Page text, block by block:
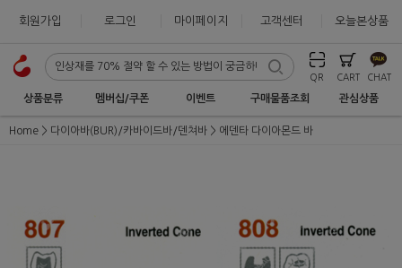
회원가입 로그인 마이페이지 고객센터 오늘본상품
QR CART CHAT
상품분류 멤버십/쿠폰 이벤트 구매물품조회 관심상품
Home 다이아바(BUR)/카바이드바/덴쳐바 에덴타 다이아몬드 바